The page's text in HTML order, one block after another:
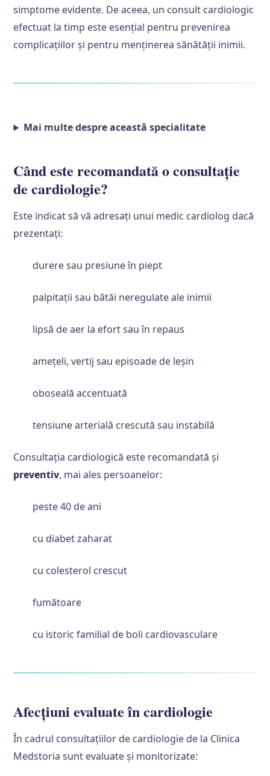
simptome evidente. De aceea, un consult cardiologic
efectuat la timp este esențial pentru prevenirea
complicațiilor și pentru menținerea sănătății inimii.
Mai multe despre această specialitate
Când este recomandată o consultație
de cardiologie?
Este indicat să vă adresați unui medic cardiolog dacă
prezentați:
durere sau presiune în piept
palpitații sau bătăi neregulate ale inimii
lipsă de aer la efort sau în repaus
amețeli, vertij sau episoade de leșin
oboseală accentuată
tensiune arterială crescută sau instabilă
Consultația cardiologică este recomandată și
preventiv, mai ales persoanelor:
peste 40 de ani
cu diabet zaharat
cu colesterol crescut
fumătoare
cu istoric familial de boli cardiovasculare
Afecțiuni evaluate în cardiologie
În cadrul consultațiilor de cardiologie de la Clinica
Medstoria sunt evaluate și monitorizate: